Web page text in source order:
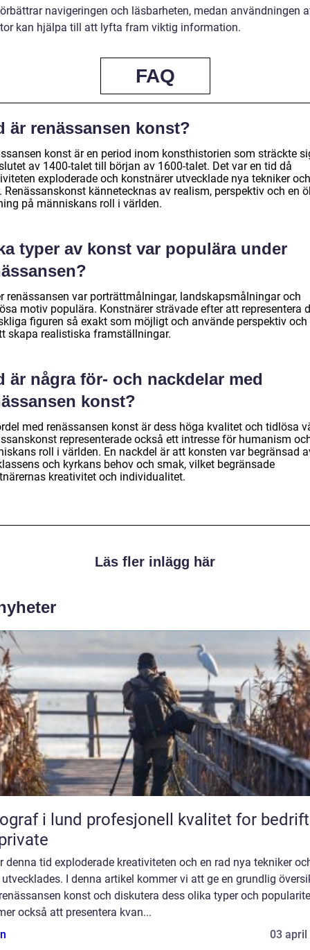
navigeringen och läsbarheten, medan användningen
kan hjälpa till att lyfta fram viktig information.
FAQ
är renässansen konst?
konst är en period inom konsthistorien som sträckte
av 1400-talet till början av 1600-talet. Det var en tid då
exploderade och konstnärer utvecklade nya tekniker och
Renässanskonst kännetecknas av realism, perspektiv och en
på människans roll i världen.
typer av konst var populära under
renässansen var porträttmålningar, landskapsmålningar och
motiv populära. Konstnärer strävade efter att representera
figuren så exakt som möjligt och använde perspektiv
skapa realistiska framställningar.
är några för- och nackdelar med
konst?
med renässansen konst är dess höga kvalitet och tidlösa
representerade också ett intresse för humanism
roll i världen. En nackdel är att konsten var begränsad
och kyrkans behov och smak, vilket begränsade
kreativitet och individualitet.
Läs fler inlägg här
profesjonell kvalitet for bedrifter
denna tid exploderade kreativiteten och en rad nya tekniker
I denna artikel kommer vi att ge en grundlig
konst och diskutera dess olika typer och
också att presentera kvan...
03 april